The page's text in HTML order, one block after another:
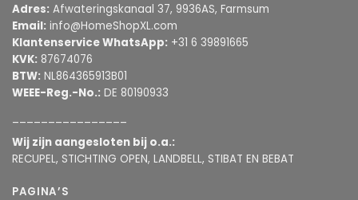
Adres: Afwateringskanaal 37, 9936AS, Farmsum
Email: info@HomeShopXL.com
Klantenservice WhatsApp: +31 6 39891665
KVK: 87674076
BTW: NL864365913B01
WEEE-Reg.-No.: DE 80190933
Wij zijn aangesloten bij o.a.:
RECUPEL, STICHTING OPEN, LANDBELL, STIBAT EN BEBAT
PAGINA’S